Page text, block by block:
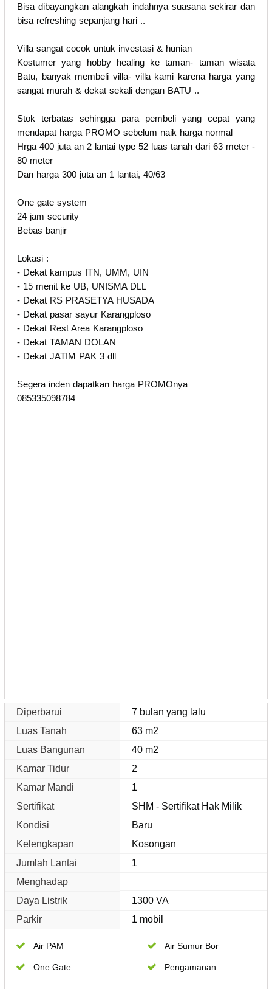
Bisa dibayangkan alangkah indahnya suasana sekirar dan
bisa refreshing sepanjang hari ..
Villa sangat cocok untuk investasi & hunian
Kostumer yang hobby healing ke taman- taman wisata
Batu, banyak membeli villa- villa kami karena harga yang
sangat murah & dekat sekali dengan BATU ..
Stok terbatas sehingga para pembeli yang cepat yang
mendapat harga PROMO sebelum naik harga normal
Hrga 400 juta an 2 lantai type 52 luas tanah dari 63 meter -
80 meter
Dan harga 300 juta an 1 lantai, 40/63
One gate system
24 jam security
Bebas banjir
Lokasi :
- Dekat kampus ITN, UMM, UIN
- 15 menit ke UB, UNISMA DLL
- Dekat RS PRASETYA HUSADA
- Dekat pasar sayur Karangploso
- Dekat Rest Area Karangploso
- Dekat TAMAN DOLAN
- Dekat JATIM PAK 3 dll
Segera inden dapatkan harga PROMOnya
085335098784
Diperbarui
7 bulan yang lalu
Luas Tanah
63 m2
Luas Bangunan
40 m2
Kamar Tidur
2
Kamar Mandi
1
Sertifikat
SHM - Sertifikat Hak Milik
Kondisi
Baru
Kelengkapan
Kosongan
Jumlah Lantai
1
Menghadap
Daya Listrik
1300 VA
Parkir
1 mobil
Air PAM Air Sumur Bor
One Gate Pengamanan